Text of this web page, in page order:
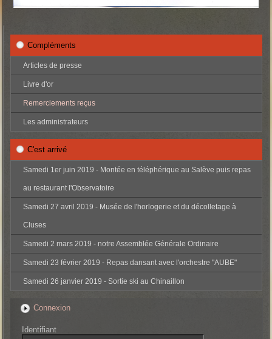
Compléments
Articles de presse
Livre d'or
Remerciements reçus
Les administrateurs
C'est arrivé
Samedi 1er juin 2019 - Montée en téléphérique au Salève puis repas
au restaurant l'Observatoire
Samedi 27 avril 2019 - Musée de l'horlogerie et du décolletage à
Cluses
Samedi 2 mars 2019 - notre Assemblée Générale Ordinaire
Samedi 23 février 2019 - Repas dansant avec l'orchestre "AUBE"
Samedi 26 janvier 2019 - Sortie ski au Chinaillon
Connexion
Identifiant